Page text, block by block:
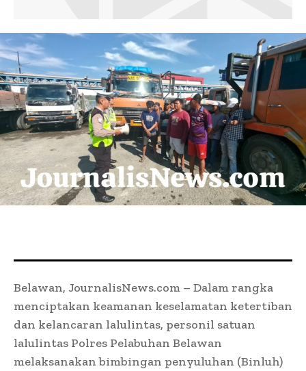
Belawan, JournalisNews.com – Dalam rangka
menciptakan keamanan keselamatan ketertiban
dan kelancaran lalulintas, personil satuan
lalulintas Polres Pelabuhan Belawan
melaksanakan bimbingan penyuluhan (Binluh)